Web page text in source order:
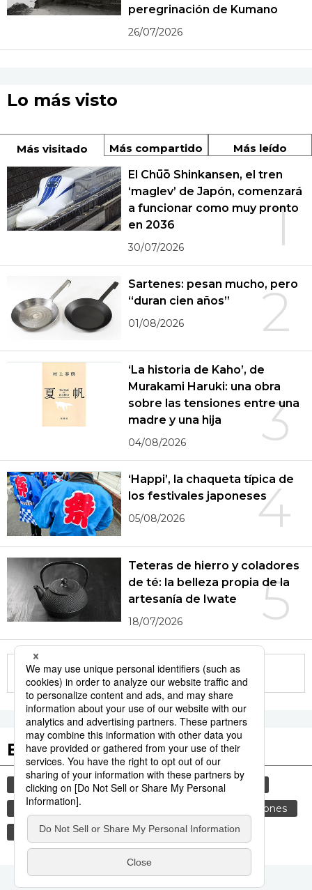
peregrinación de Kumano
26/07/2026
Lo más visto
Más visitado Más compartido Más leído
1
El Chūō Shinkansen, el tren
‘maglev’ de Japón, comenzará
a funcionar como muy pronto
en 2036
30/07/2026
2
Sartenes: pesan mucho, pero
“duran cien años”
01/08/2026
3
‘La historia de Kaho’, de
Murakami Haruki: una obra
sobre las tensiones entre una
madre y una hija
04/08/2026
4
‘Happi’, la chaqueta típica de
los festivales japoneses
05/08/2026
5
Teteras de hierro y coladores
de té: la belleza propia de la
artesanía de Iwate
18/07/2026
More in this series
Etiquetas destacadas
cultura vida gastronomía
sociedad
cortesía
tradiciones
comida
historia